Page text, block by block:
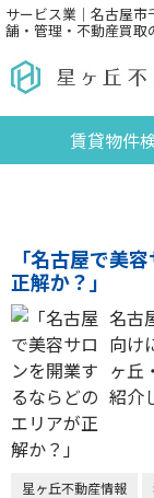
サービス業｜名古屋
舗・管理・不動産買
賃貸物件
「名古屋で美
正解か？」
名古
向け
ヶ丘
紹介
星ヶ丘不動産情報